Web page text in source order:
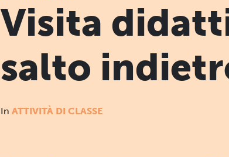
Visita
salto
In ATTIVITÀ DI CLASSE